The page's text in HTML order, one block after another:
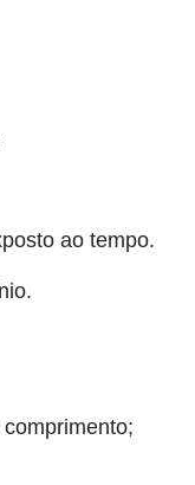
ao tempo.